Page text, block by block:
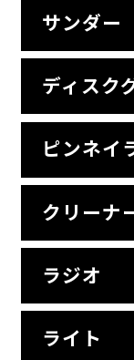
サンダー
ディスク
ピンネイ
クリーナ
ラジオ
ライト